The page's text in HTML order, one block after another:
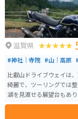
園」として整備されてい
りませんが、見応えや迫
滋賀県
#神社｜寺院 #山｜高原
比叡山ドライブウェイは
綺麗で、ツーリングでは
湖を見渡せる展望台もあ
影するスポットもたくさ
は、比叡山ドライブウェ